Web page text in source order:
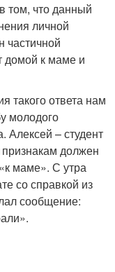
том, что данный
личной
частичной
домой к маме и
такого ответа нам
молодого
Алексей – студент
должен
маме». С утра
со справкой из
сообщение: